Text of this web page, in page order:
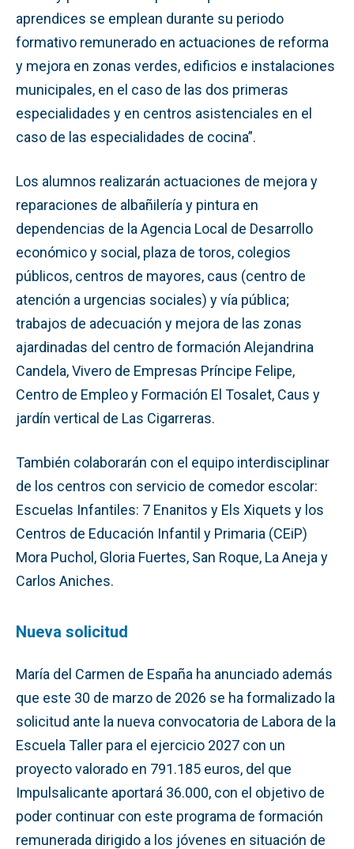
aprendices se emplean durante su periodo
formativo remunerado en actuaciones de reforma
y mejora en zonas verdes, edificios e instalaciones
municipales, en el caso de las dos primeras
especialidades y en centros asistenciales en el
caso de las especialidades de cocina”.
Los alumnos realizarán actuaciones de mejora y
reparaciones de albañilería y pintura en
dependencias de la Agencia Local de Desarrollo
económico y social, plaza de toros, colegios
públicos, centros de mayores, caus (centro de
atención a urgencias sociales) y vía pública;
trabajos de adecuación y mejora de las zonas
ajardinadas del centro de formación Alejandrina
Candela, Vivero de Empresas Príncipe Felipe,
Centro de Empleo y Formación El Tosalet, Caus y
jardín vertical de Las Cigarreras.
También colaborarán con el equipo interdisciplinar
de los centros con servicio de comedor escolar:
Escuelas Infantiles: 7 Enanitos y Els Xiquets y los
Centros de Educación Infantil y Primaria (CEiP)
Mora Puchol, Gloria Fuertes, San Roque, La Aneja y
Carlos Aniches.
Nueva solicitud
María del Carmen de España ha anunciado además
que este 30 de marzo de 2026 se ha formalizado la
solicitud ante la nueva convocatoria de Labora de la
Escuela Taller para el ejercicio 2027 con un
proyecto valorado en 791.185 euros, del que
Impulsalicante aportará 36.000, con el objetivo de
poder continuar con este programa de formación
remunerada dirigido a los jóvenes en situación de